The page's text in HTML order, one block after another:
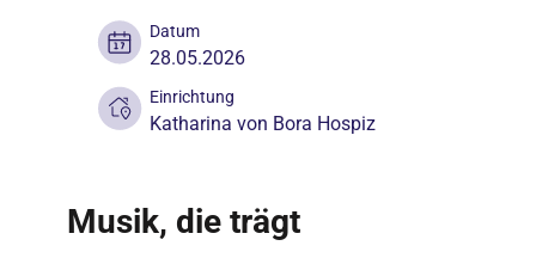
Datum
28.05.2026
Einrichtung
Katharina von Bora Hospiz
Musik, die trägt